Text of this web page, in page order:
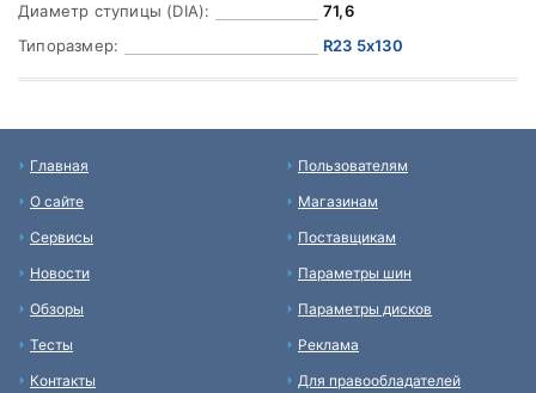
Диаметр ступицы (DIA):
71,6
Типоразмер:
R23 5x130
Главная
О сайте
Сервисы
Новости
Обзоры
Тесты
Контакты
Пользователям
Магазинам
Поставщикам
Параметры шин
Параметры дисков
Реклама
Для правообладателей